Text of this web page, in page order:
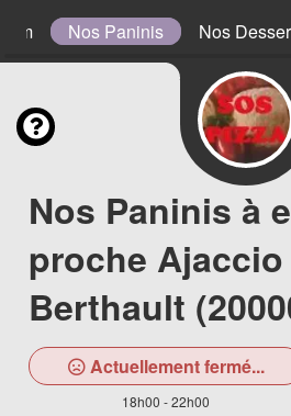
cm Nos Paninis Nos
Nos Paninis à
proche Ajaccio
Berthault
Actuellement fermé...
18h00 - 22h00